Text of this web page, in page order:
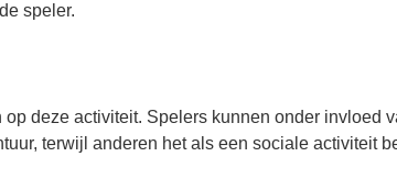
speler.
deze activiteit. Spelers kunnen onder invloed
terwijl anderen het als een sociale activiteit